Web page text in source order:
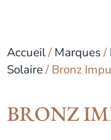
Accueil/ Marques/
Solaire/ Bronz
BRONZ